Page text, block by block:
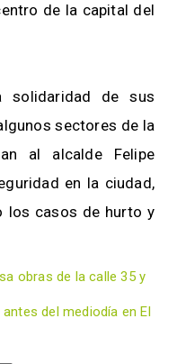
de la capital del
solidaridad de sus
sectores de la
al alcalde Felipe
en la ciudad,
los casos de hurto y
obras de la calle 35 y
del mediodía en El